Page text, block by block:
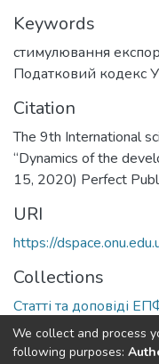
Keywords
стимулювання
Податковий кодекс
Citation
The 9th International
“Dynamics of the
15, 2020) Perfect
URI
https://
Collections
Статті та доповіді
Full item page
We collect and process
following purposes: